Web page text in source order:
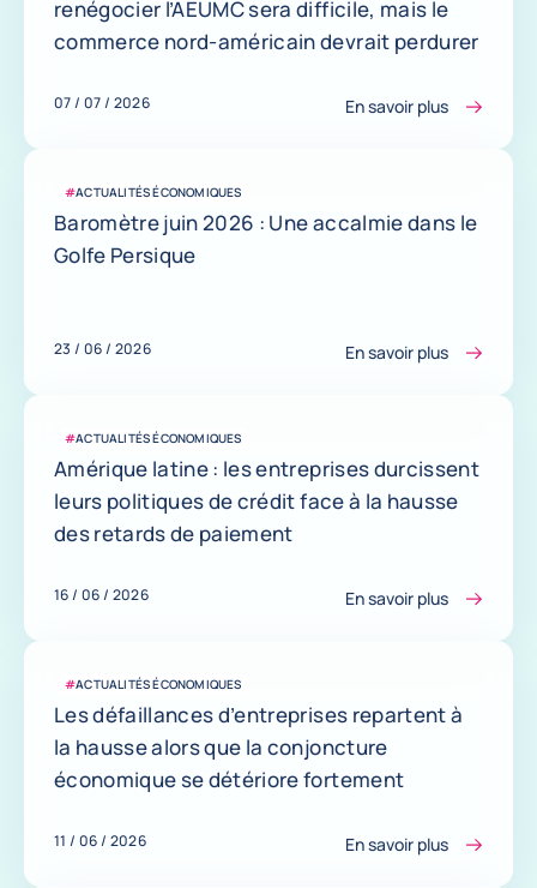
renégocier l’AEUMC sera difficile, mais le
commerce nord-américain devrait perdurer
07 / 07 / 2026 En savoir plus
#ACTUALITÉS ÉCONOMIQUES
Baromètre juin 2026 : Une accalmie dans le
Golfe Persique
23 / 06 / 2026 En savoir plus
#ACTUALITÉS ÉCONOMIQUES
Amérique latine : les entreprises durcissent
leurs politiques de crédit face à la hausse
des retards de paiement
16 / 06 / 2026 En savoir plus
#ACTUALITÉS ÉCONOMIQUES
Les défaillances d’entreprises repartent à
la hausse alors que la conjoncture
économique se détériore fortement
11 / 06 / 2026 En savoir plus